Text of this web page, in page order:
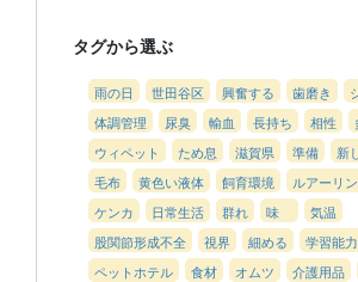
タグから選ぶ
雨の日 世田谷区 興奮する 歯磨き
体調管理
尿臭 輸血 長持ち 相性
ウィペット
ため息 滋賀県 準備
新
毛布
黄色い液体 飼育環境 ルアーリ
ケンカ
日常生活 群れ 味
気温
股関節形成不全
視界 細める 学習能力
ペットホテル
食材 オムツ 介護用品